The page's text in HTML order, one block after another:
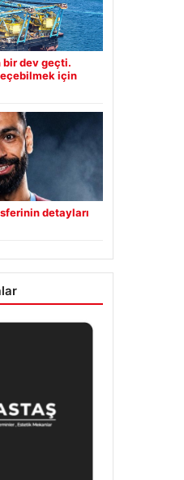
bir dev geçti.
için
detayları